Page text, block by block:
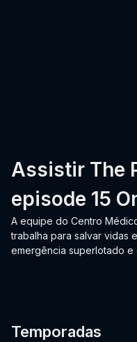
Assistir The
episode 15
A equipe do Centro
trabalha para salvar vidas
emergência superlotado e
Temporadas